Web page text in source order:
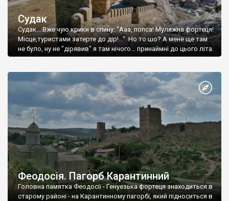
Судак
Судак... Вже чую крики в спину: "Ааа, попса! Муляжна фортеця!
Місце,туристами затерте до дір!..." Но то шо? А мене ще там
не було, ну не "дірявив" я там нічого... принаймні до цього літа.
Феодосія. Пагорб Карантинний
Головна памятка Феодосії - Генуезька фортеця знаходиться в
старому районі - на Карантинному пагорбі, який підноситься в